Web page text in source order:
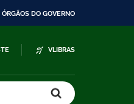
ÓRGÃOS DO GOVERNO
VLIBRAS